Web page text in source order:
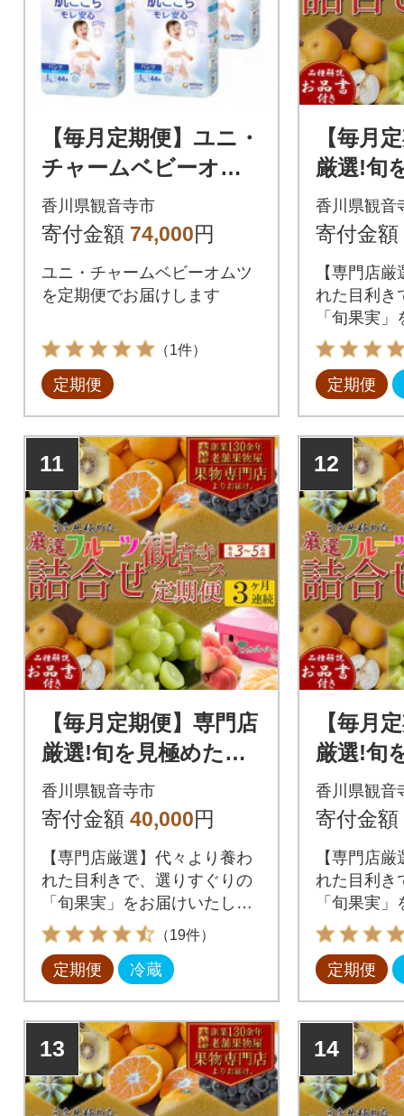
【毎月定期便】ユニ・
チャームベビーオム
ツ ムーニーマン 男
の子用 Lサイズ 44枚×
香川県観音寺市
寄付金額 74,000円
ユニ・チャームベビーオムツ
を定期便でお届けします
（1件）
定期便
【毎月
厳選!旬
厳選フ
【観音
香川県観音
寄付金額
【専門店
れた目利き
「旬果実
す!
定期便
11
【毎月定期便】専門店
厳選!旬を見極めた、
厳選フルーツ詰合せ
【観音寺コース】全3
香川県観音寺市
寄付金額 40,000円
【専門店厳選】代々より養わ
れた目利きで、選りすぐりの
「旬果実」をお届けいたしま
す!
（19件）
定期便 冷蔵
12
【毎月
厳選!旬
厳選フ
【観音
香川県観音
寄付金額
【専門店
れた目利き
「旬果実
す!
定期便
13 14